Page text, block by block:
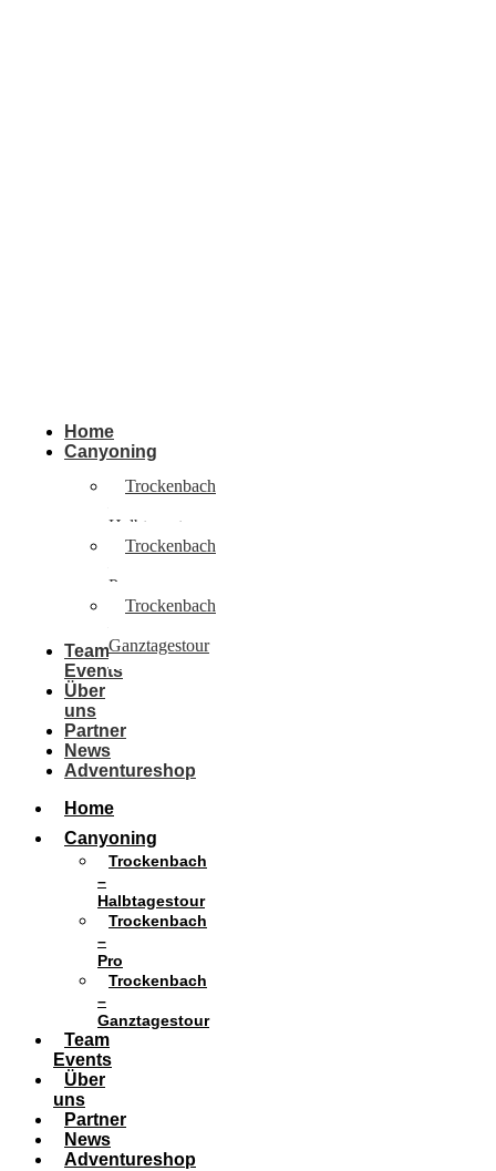
Home
Canyoning
Trockenbach
Halbtagestour
Trockenbach
Pro
Trockenbach
Ganztagestour
Team
Events
Über
uns
Partner
News
Adventureshop
Home
Canyoning
Trockenbach
–
Halbtagestour
Trockenbach
–
Pro
Trockenbach
–
Ganztagestour
Team
Events
Über
uns
Partner
News
Adventureshop